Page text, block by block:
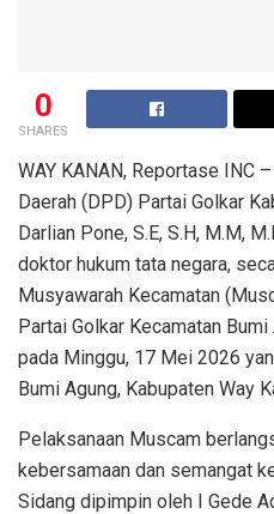
0
SHARES
WAY KANAN, Reportase INC
Daerah (DPD) Partai Golkar
Darlian Pone, S.E, S.H, M.M,
doktor hukum tata negara,
Musyawarah Kecamatan
Partai Golkar Kecamatan
pada Minggu, 17 Mei 2026
Bumi Agung, Kabupaten Way
Pelaksanaan Muscam
kebersamaan dan semangat
Sidang dipimpin oleh I Gede